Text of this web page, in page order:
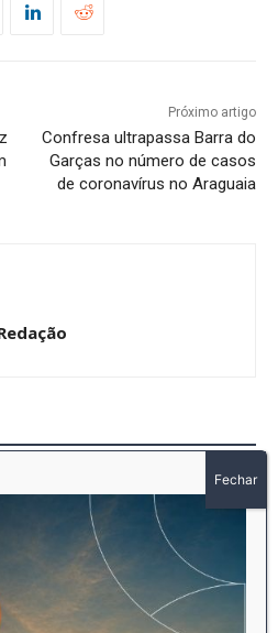
Próximo artigo
Confresa ultrapassa Barra do
Garças no número de casos
de coronavírus no Araguaia
6 de agosto de 2026
é preso por suspeita de
após avançar sinal e provocar
em Canarana